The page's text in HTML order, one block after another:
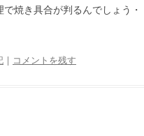
焼き具合が判るんでしょう・
| コメントを残す